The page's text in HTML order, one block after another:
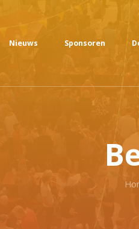
Nieuws Sponsoren